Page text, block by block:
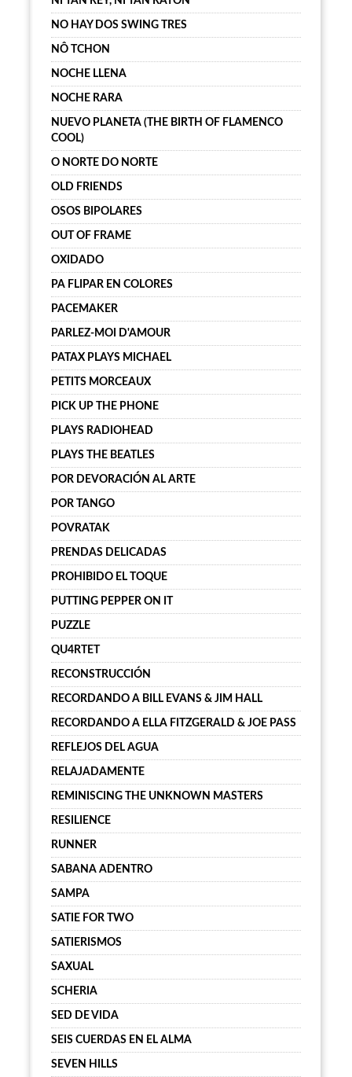
NO HAY DOS SWING TRES
NÔ TCHON
NOCHE LLENA
NOCHE RARA
NUEVO PLANETA (THE BIRTH OF FLAMENCO
COOL)
O NORTE DO NORTE
OLD FRIENDS
OSOS BIPOLARES
OUT OF FRAME
OXIDADO
PA FLIPAR EN COLORES
PACEMAKER
PARLEZ-MOI D'AMOUR
PATAX PLAYS MICHAEL
PETITS MORCEAUX
PICK UP THE PHONE
PLAYS RADIOHEAD
PLAYS THE BEATLES
POR DEVORACIÓN AL ARTE
POR TANGO
POVRATAK
PRENDAS DELICADAS
PROHIBIDO EL TOQUE
PUTTING PEPPER ON IT
PUZZLE
QU4RTET
RECONSTRUCCIÓN
RECORDANDO A BILL EVANS & JIM HALL
RECORDANDO A ELLA FITZGERALD & JOE PASS
REFLEJOS DEL AGUA
RELAJADAMENTE
REMINISCING THE UNKNOWN MASTERS
RESILIENCE
RUNNER
SABANA ADENTRO
SAMPA
SATIE FOR TWO
SATIERISMOS
SAXUAL
SCHERIA
SED DE VIDA
SEIS CUERDAS EN EL ALMA
SEVEN HILLS